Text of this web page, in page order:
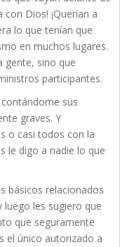
Dios! ¡Querían a
lo que tenían que
en muchos lugares.
gente, sino que
participantes.
sus
graves. Y
o casi todos con la
le digo a nadie lo que
básicos relacionados
luego les sugiero que
que seguramente
el único autorizado a